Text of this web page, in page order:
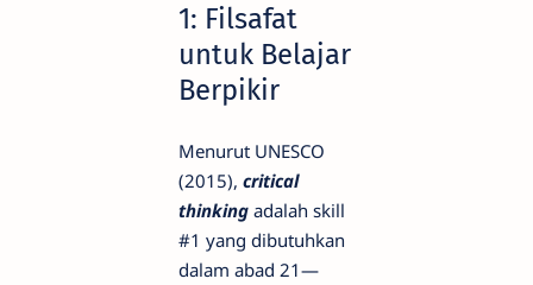
1: Filsafat
untuk Belajar
Berpikir
Menurut UNESCO
(2015), critical
thinking adalah skill
#1 yang dibutuhkan
dalam abad 21—